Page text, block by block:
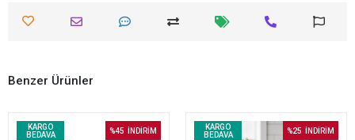
Benzer Ürünler
KARGO
BEDAVA
%45 İNDİRİM
KARGO
BEDAVA
%25 İNDİRİM